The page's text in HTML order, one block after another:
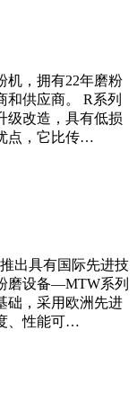
机，拥有22年磨粉
和供应商。 R系列
级改造，具有低损
点，它比传…
出具有国际先进技
磨设备—MTW系列
础，采用欧洲先进
、性能可…